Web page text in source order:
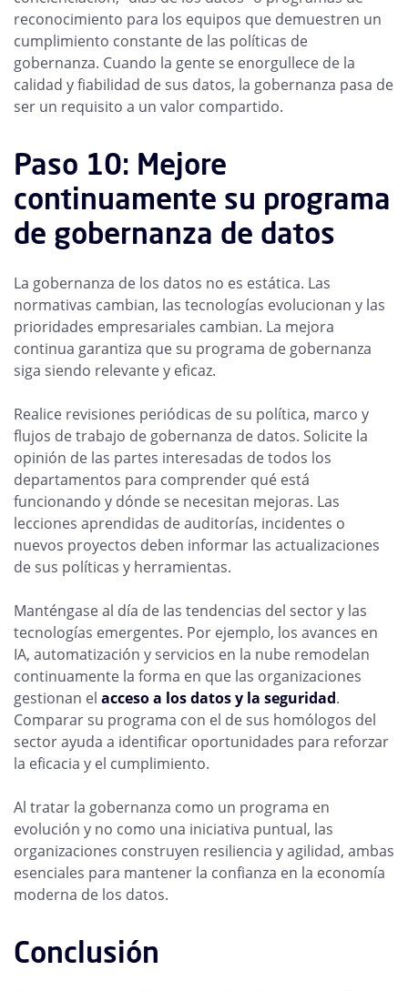
reconocimiento para los equipos que demuestren un
cumplimiento constante de las políticas de
gobernanza. Cuando la gente se enorgullece de la
calidad y fiabilidad de sus datos, la gobernanza pasa de
ser un requisito a un valor compartido.
Paso 10: Mejore
continuamente su programa
de gobernanza de datos
La gobernanza de los datos no es estática. Las
normativas cambian, las tecnologías evolucionan y las
prioridades empresariales cambian. La mejora
continua garantiza que su programa de gobernanza
siga siendo relevante y eficaz.
Realice revisiones periódicas de su política, marco y
flujos de trabajo de gobernanza de datos. Solicite la
opinión de las partes interesadas de todos los
departamentos para comprender qué está
funcionando y dónde se necesitan mejoras. Las
lecciones aprendidas de auditorías, incidentes o
nuevos proyectos deben informar las actualizaciones
de sus políticas y herramientas.
Manténgase al día de las tendencias del sector y las
tecnologías emergentes. Por ejemplo, los avances en
IA, automatización y servicios en la nube remodelan
continuamente la forma en que las organizaciones
gestionan el acceso a los datos y la seguridad.
Comparar su programa con el de sus homólogos del
sector ayuda a identificar oportunidades para reforzar
la eficacia y el cumplimiento.
Al tratar la gobernanza como un programa en
evolución y no como una iniciativa puntual, las
organizaciones construyen resiliencia y agilidad, ambas
esenciales para mantener la confianza en la economía
moderna de los datos.
Conclusión